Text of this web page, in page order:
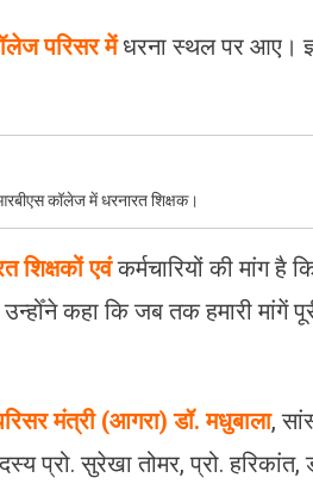
परिसर मेंधरना स्थल पर आए।
कॉलेज में धरनारत शिक्षक।
शिक्षकों एवं कर्मचारियों की मांग है
कहा कि जब तक हमारी मांगें
मंत्री (आगरा) डॉ. मधुबाला,
प्रो. सुरेखा तोमर, प्रो.